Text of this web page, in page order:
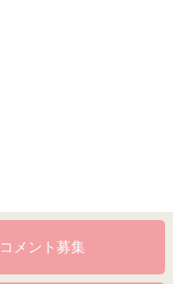
メント募集